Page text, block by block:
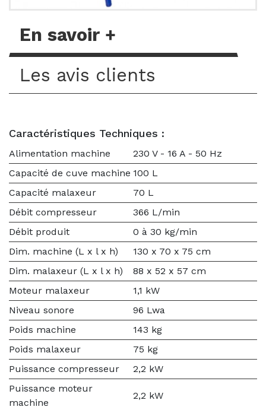
En savoir +
Les avis clients
Caractéristiques Techniques :
Alimentation machine
230 V - 16 A - 50 Hz
Capacité de cuve machine 100 L
Capacité malaxeur
70 L
Débit compresseur
366 L/min
Débit produit
0 à 30 kg/min
Dim. machine (L x l x h)
130 x 70 x 75 cm
Dim. malaxeur (L x l x h)
88 x 52 x 57 cm
Moteur malaxeur
1,1 kW
Niveau sonore
96 Lwa
Poids machine
143 kg
Poids malaxeur
75 kg
Puissance compresseur
2,2 kW
Puissance moteur
machine
2,2 kW